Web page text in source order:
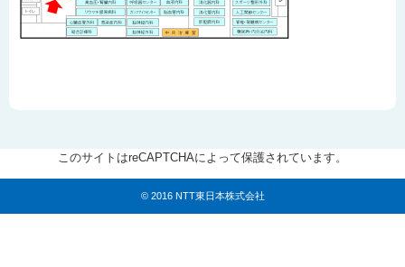
このサイトはreCAPTCHAによって保護されています。
© 2016 NTT東日本株式会社